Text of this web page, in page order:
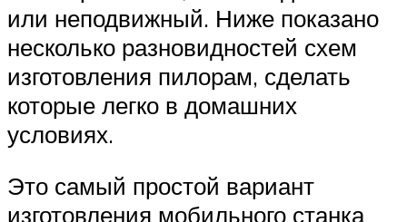
или неподвижный. Ниже показано
несколько разновидностей схем
изготовления пилорам, сделать
которые легко в домашних
условиях.
Это самый простой вариант
изготовления мобильного станка